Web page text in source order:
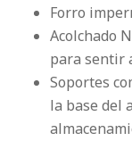
Forro
Acolchado
para sentir
Soportes
la base del